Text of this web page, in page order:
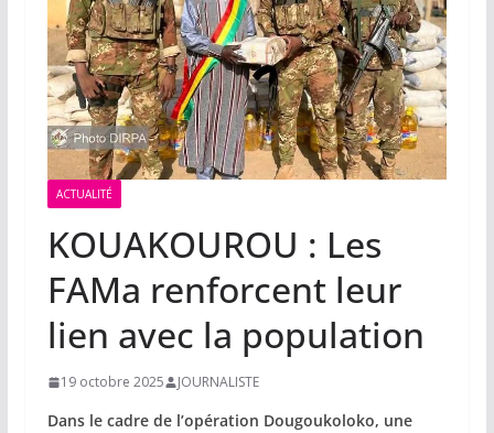
ACTUALITÉ
KOUAKOUROU : Les
FAMa renforcent leur
lien avec la population
19 octobre 2025 JOURNALISTE
Dans le cadre de l’opération Dougoukoloko, une